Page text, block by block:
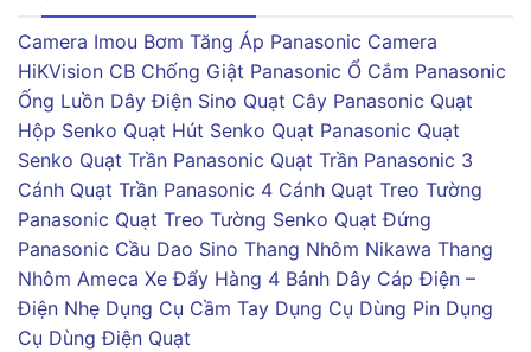
Camera Imou Bơm Tăng Áp Panasonic Camera
HiKVision CB Chống Giật Panasonic Ổ Cắm Panasonic
Ống Luồn Dây Điện Sino Quạt Cây Panasonic Quạt
Hộp Senko Quạt Hút Senko Quạt Panasonic Quạt
Senko Quạt Trần Panasonic Quạt Trần Panasonic 3
Cánh Quạt Trần Panasonic 4 Cánh Quạt Treo Tường
Panasonic Quạt Treo Tường Senko Quạt Đứng
Panasonic Cầu Dao Sino Thang Nhôm Nikawa Thang
Nhôm Ameca Xe Đẩy Hàng 4 Bánh Dây Cáp Điện –
Điện Nhẹ Dụng Cụ Cầm Tay Dụng Cụ Dùng Pin Dụng
Cụ Dùng Điện Quạt